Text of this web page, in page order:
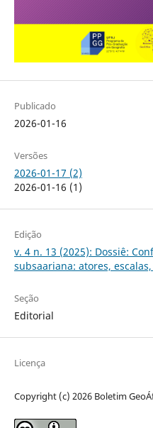
Publicado
2026-01-16
Versões
2026-01-17 (2)
2026-01-16 (1)
Edição
v. 4 n. 13 (2025): Dossiê:
subsaariana: atores,
Seção
Editorial
Licença
Copyright (c) 2026 Boletim